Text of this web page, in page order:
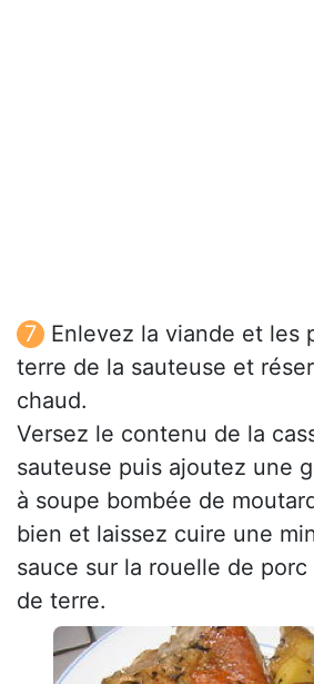
Enlevez la viande et les
terre de la sauteuse et
chaud.
Versez le contenu de la
sauteuse puis ajoutez une
à soupe bombée de
bien et laissez cuire une
sauce sur la rouelle de
de terre.